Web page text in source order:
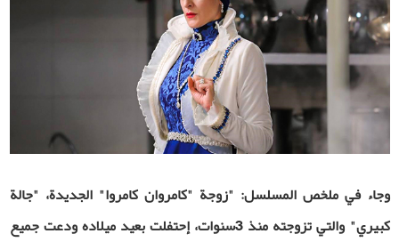
وجاء في ملخص المسلسل: "زوجة "كامروان كامروا" الجديدة، "جالة
كبيري" والتي تزوجته منذ 3سنوات، إحتفلت بعيد ميلاده ودعت جميع